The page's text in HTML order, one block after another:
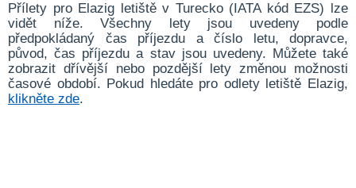
Přílety pro Elazig letiště v Turecko (IATA kód EZS) lze
vidět níže. Všechny lety jsou uvedeny podle
předpokládaný čas příjezdu a číslo letu, dopravce,
původ, čas příjezdu a stav jsou uvedeny. Můžete také
zobrazit dřívější nebo pozdější lety změnou možnosti
časové období. Pokud hledáte pro odlety letiště Elazig,
klikněte zde.